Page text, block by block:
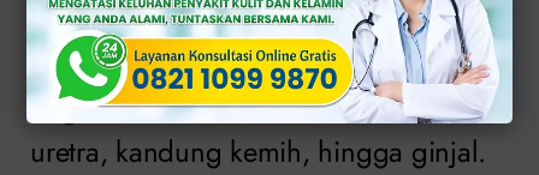
Infeksi Saluran Kemih (ISK) adalah
kondisi ketika bakteri menginfeksi
bagian saluran kemih, mulai dari
uretra, kandung kemih, hingga ginjal.